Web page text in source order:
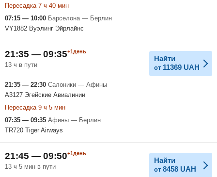
Пересадка 7 ч 40 мин
07:15 — 10:00 Барселона — Берлин
VY1882 Вуэлинг Эйрлайнс
21:35 — 09:35+1день
13 ч в пути
Найти
от 11369 UAH
21:35 — 22:30 Салоники — Афины
A3127 Эгейские Авиалинии
Пересадка 9 ч 5 мин
07:35 — 09:35 Афины — Берлин
TR720 Tiger Airways
21:45 — 09:50+1день
13 ч 5 мин в пути
Найти
от 8458 UAH